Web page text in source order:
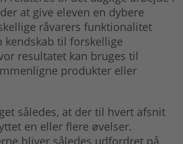
at give eleven en dybere
råvarers funktionalitet
kendskab til forskellige
resultatet kan bruges til
produkter eller
således, at der til hvert afsnit
en eller flere øvelser.
bliver således udfordret på